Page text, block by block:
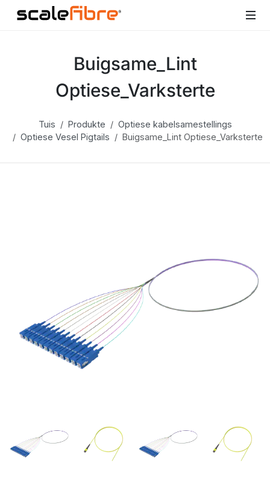
Buigsame_Lint
Optiese_Varksterte
Tuis Produkte
Optiese kabelsamestellings
Optiese Vesel Pigtails
Buigsame_Lint Optiese_Varksterte